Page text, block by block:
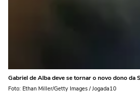
Gabriel de Alba deve se tornar o novo dono da
Foto: Ethan Miller/Getty Images / Jogada10